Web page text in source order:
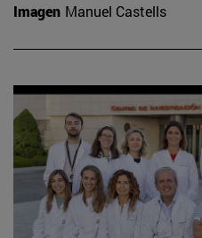
Imagen Manuel Castells